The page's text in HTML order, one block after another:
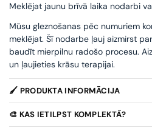
Meklējat jaunu brīvā laika nodarbi
Mūsu gleznošanas pēc numuriem
meklējat. Šī nodarbe ļauj aizmirst
baudīt mierpilnu radošo procesu.
un ļaujieties krāsu terapijai.
🖌️ PRODUKTA INFORMĀCIJA
🎨 KAS IETILPST KOMPLEKTĀ?